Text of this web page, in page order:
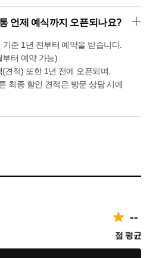
언제 예식까지 오픈되나요?
준 1년 전부터 예약을 받습니다.
터 예약 가능)
견적) 또한 1년 전에 오픈되며,
최종 할인 견적은 방문 상담 시에
--
점 평균